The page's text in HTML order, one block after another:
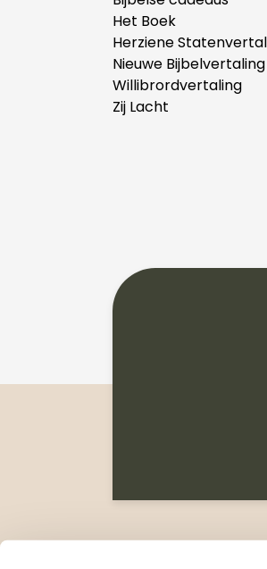
Het Boek
Herziene
Nieuwe Bijbelvertaling
Willibrordvertaling
Zij Lacht